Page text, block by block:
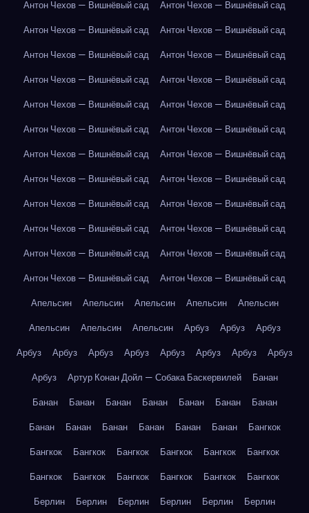
Антон Чехов — Вишнёвый сад
Антон Чехов — Вишнёвый сад
Антон Чехов — Вишнёвый сад
Антон Чехов — Вишнёвый сад
Антон Чехов — Вишнёвый сад
Антон Чехов — Вишнёвый сад
Антон Чехов — Вишнёвый сад
Антон Чехов — Вишнёвый сад
Антон Чехов — Вишнёвый сад
Антон Чехов — Вишнёвый сад
Антон Чехов — Вишнёвый сад
Антон Чехов — Вишнёвый сад
Антон Чехов — Вишнёвый сад
Антон Чехов — Вишнёвый сад
Антон Чехов — Вишнёвый сад
Антон Чехов — Вишнёвый сад
Антон Чехов — Вишнёвый сад
Антон Чехов — Вишнёвый сад
Антон Чехов — Вишнёвый сад
Антон Чехов — Вишнёвый сад
Антон Чехов — Вишнёвый сад
Антон Чехов — Вишнёвый сад
Антон Чехов — Вишнёвый сад
Антон Чехов — Вишнёвый сад
Апельсин
Апельсин Апельсин Апельсин
Апельсин
Апельсин
Апельсин Апельсин Арбуз Арбуз
Арбуз
Арбуз
Арбуз Арбуз Арбуз Арбуз Арбуз Арбуз
Арбуз
Арбуз
Артур Конан Дойл — Собака Баскервилей
Банан
Банан
Банан Банан Банан Банан Банан
Банан
Банан
Банан Банан Банан Банан Банан
Бангкок
Бангкок
Бангкок Бангкок Бангкок Бангкок
Бангкок
Бангкок
Бангкок Бангкок Бангкок Бангкок
Бангкок
Берлин
Берлин Берлин Берлин Берлин Берлин